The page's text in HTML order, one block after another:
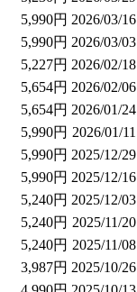
5,990円 2026/03/16
5,990円 2026/03/03
5,227円 2026/02/18
5,654円 2026/02/06
5,654円 2026/01/24
5,990円 2026/01/11
5,990円 2025/12/29
5,990円 2025/12/16
5,240円 2025/12/03
5,240円 2025/11/20
5,240円 2025/11/08
3,987円 2025/10/26